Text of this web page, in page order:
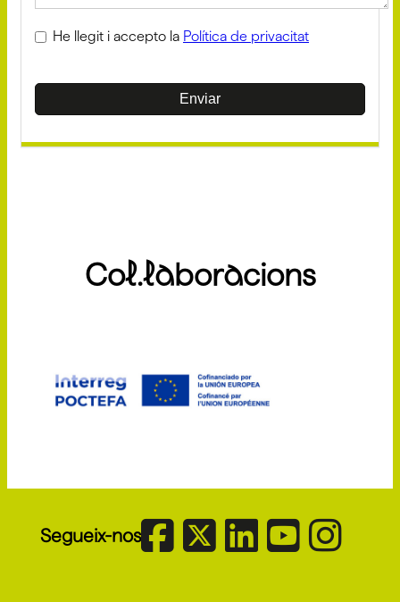
He llegit i accepto la Política de privacitat
Enviar
Col.laboracions
Segueix-nos